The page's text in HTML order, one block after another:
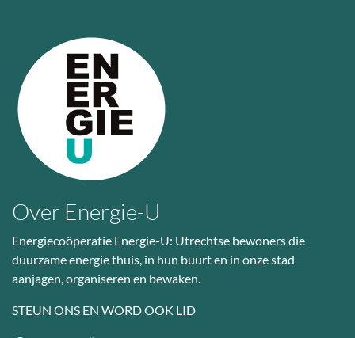
Over Energie-U
Energiecoöperatie Energie-U: Utrechtse bewoners die
duurzame energie thuis, in hun buurt en in onze stad
aanjagen, organiseren en bewaken.
STEUN ONS EN WORD OOK LID